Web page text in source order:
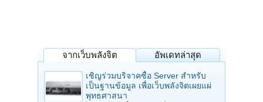
จากเว็บพลังจิต อัพเดทล่าสุด
เชิญร่วมบริจาคซื้อ Server สำหรับ
เป็นฐานข้อมูล เพื่อเว็บพลังจิตเผยแผ่
พุทธศาสนา